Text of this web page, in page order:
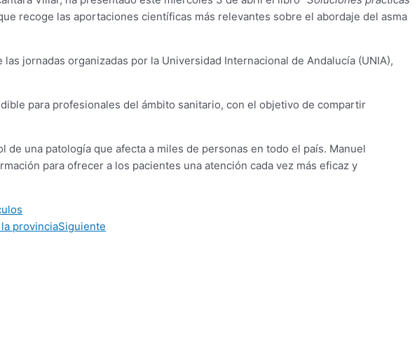
recoge las aportaciones científicas más relevantes sobre el abordaje del asma
jornadas organizadas por la Universidad Internacional de Andalucía (UNIA),
para profesionales del ámbito sanitario, con el objetivo de compartir
una patología que afecta a miles de personas en todo el país. Manuel
para ofrecer a los pacientes una atención cada vez más eficaz y
provinciaSiguiente